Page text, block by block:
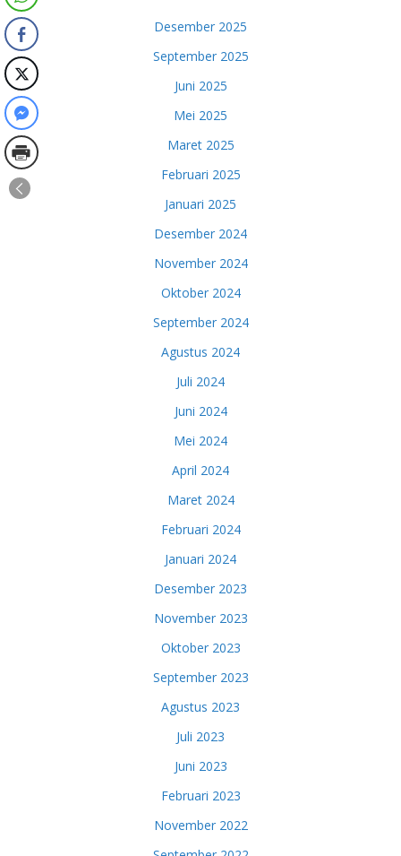
Desember 2025
September 2025
Juni 2025
Mei 2025
Maret 2025
Februari 2025
Januari 2025
Desember 2024
November 2024
Oktober 2024
September 2024
Agustus 2024
Juli 2024
Juni 2024
Mei 2024
April 2024
Maret 2024
Februari 2024
Januari 2024
Desember 2023
November 2023
Oktober 2023
September 2023
Agustus 2023
Juli 2023
Juni 2023
Februari 2023
November 2022